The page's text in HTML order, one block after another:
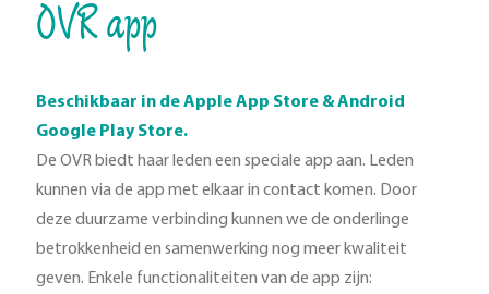
OVR app
Beschikbaar in de Apple App Store & Android
Google Play Store.
De OVR biedt haar leden een speciale app aan. Leden
kunnen via de app met elkaar in contact komen. Door
deze duurzame verbinding kunnen we de onderlinge
betrokkenheid en samenwerking nog meer kwaliteit
geven. Enkele functionaliteiten van de app zijn: